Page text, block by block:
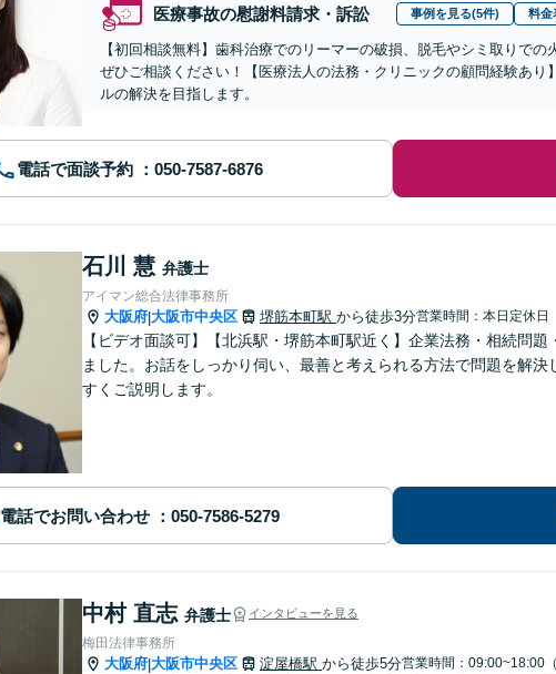
医療事故の慰謝料請求・訴訟 事例を見る(5件) 料金
【初回相談無料】歯科治療でのリーマーの破損、脱毛やシミ取りで
ぜひご相談ください！【医療法人の法務・クリニックの顧問経験あ
ルの解決を目指します。
電話で面談予約
石川 慧 弁護士
アイマン総合法律事務所
大阪府|大阪市中央区 堺筋本町駅 から徒歩3分営業時間：本日定休日
【ビデオ面談可】【北浜駅・堺筋本町駅近く】企業法務・相続問
ました。お話をしっかり伺い、最善と考えられる方法で問題を解
すくご説明します。
電話でお問い合わせ
中村 直志 弁護士 インタビューを見る
梅田法律事務所
大阪府|大阪市中央区 淀屋橋駅 から徒歩5分営業時間：09:00~18:00（